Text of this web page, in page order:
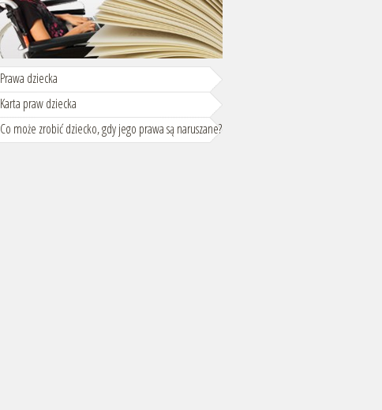
Prawa dziecka
Karta praw dziecka
Co może zrobić dziecko, gdy jego prawa są naruszane?